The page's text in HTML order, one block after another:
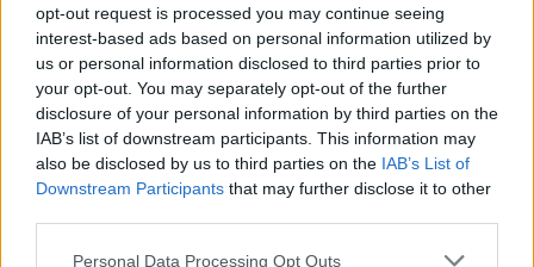
opt-out request is processed you may continue seeing
interest-based ads based on personal information utilized by
us or personal information disclosed to third parties prior to
your opt-out. You may separately opt-out of the further
disclosure of your personal information by third parties on the
IAB’s list of downstream participants. This information may
also be disclosed by us to third parties on the IAB’s List of
Downstream Participants that may further disclose it to other
Personal Data Processing Opt Outs
φωτογραφιών, σχεδιαγραμμάτων, απεικονίσεων,
παρεχόμενων υπηρεσιών και γενικά κάθε είδους
αρχείων αποτελεί αντικείμενο πνευματικής
ιδιοκτησίας και διέπεται από τις εθνικές και
διεθνείς διατάξεις περί Πνευματικής Ιδιοκτησίας,
με εξαίρεση τα ρητώς αναγνωρισμένα δικαιώματα